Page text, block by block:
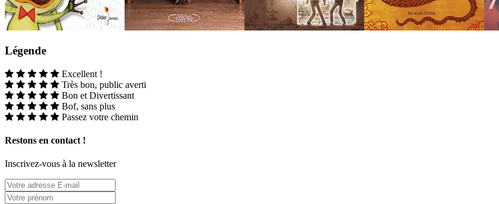
Légende
Excellent !
Très bon, public averti
Bon et Divertissant
Bof, sans plus
Passez votre chemin
Restons en contact !
Inscrivez-vous à la newsletter